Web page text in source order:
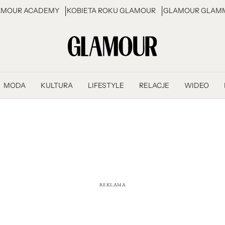
ACADEMY KOBIETA ROKU GLAMOUR GLAMOUR
MODA KULTURA LIFESTYLE RELACJE WIDEO